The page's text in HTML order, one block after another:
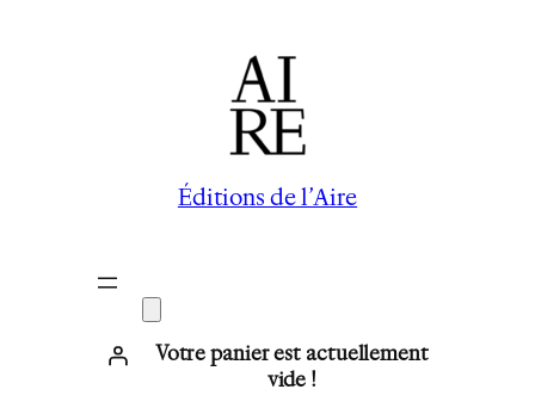
Éditions de l’Aire
Votre panier est actuellement
vide !